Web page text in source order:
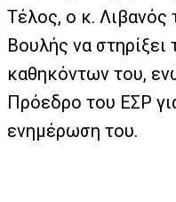
Τέλος, ο κ. Λιβανός
Βουλής να
καθηκόντων του,
Πρόεδρο του ΕΣΡ
ενημέρωση του.